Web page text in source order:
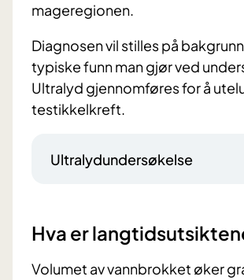
mageregionen.
Diagnosen vil stilles på
typiske funn man gjør ved
Ultralyd gjennomføres for å
testikkelkreft.
Ultralydundersøkelse
Hva er
Volumet av vannbrokket øker